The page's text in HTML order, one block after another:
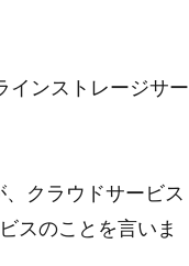
インストレージサー
クラウドサービス
スのことを言いま